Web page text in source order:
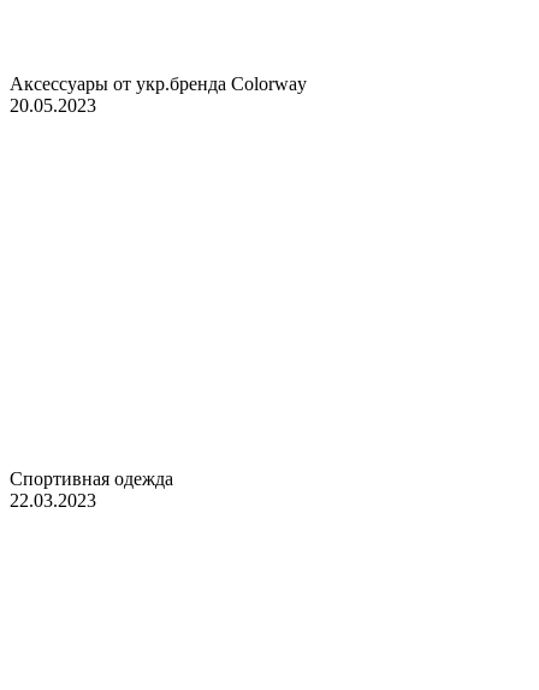
Аксессуары от укр.бренда Colorway
20.05.2023
Спортивная одежда
22.03.2023